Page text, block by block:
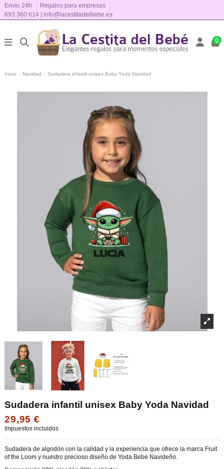
Envío 24h
Regalos para empresas
693 360 614 | info@lacestitadelbebe.es
0
Inicio Navidad Sudadera infantil unisex Baby Yoda Navidad
Sudadera infantil unisex Baby Yoda Navidad
29,95 €
Impuestos incluidos
Sudadera de algodón con la calidad y la experiencia que ofrece la marca Fruit
of the Loom y nuestro precioso diseño de Yoda Bebé Navideño.